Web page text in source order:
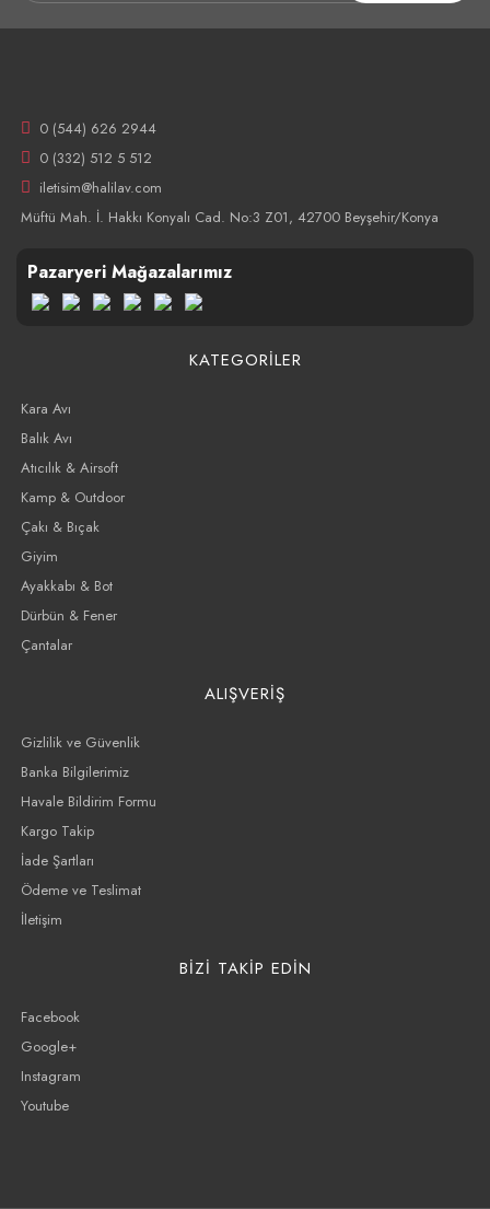
0 (544) 626 2944
0 (332) 512 5 512
iletisim@halilav.com
Müftü Mah. İ. Hakkı Konyalı Cad. No:3 Z01, 42700 Beyşehir/Konya
Pazaryeri Mağazalarımız
KATEGORİLER
Kara Avı
Balık Avı
Atıcılık & Airsoft
Kamp & Outdoor
Çakı & Bıçak
Giyim
Ayakkabı & Bot
Dürbün & Fener
Çantalar
ALIŞVERİŞ
Gizlilik ve Güvenlik
Banka Bilgilerimiz
Havale Bildirim Formu
Kargo Takip
İade Şartları
Ödeme ve Teslimat
İletişim
BİZİ TAKİP EDİN
Facebook
Google+
Instagram
Youtube